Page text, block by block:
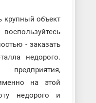
крупный объект
- заказать
недорого.
на этой
недорого и